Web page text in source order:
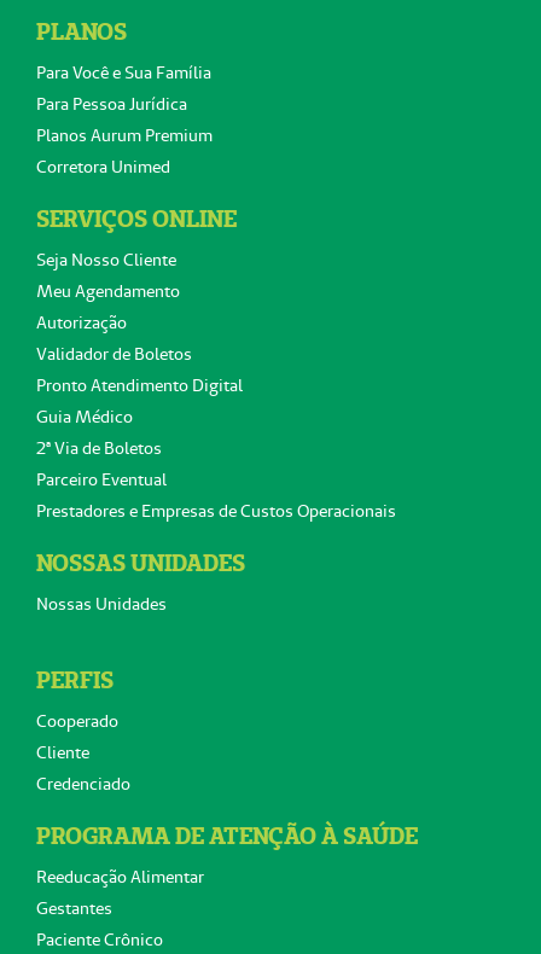
PLANOS
Para Você e Sua Família
Para Pessoa Jurídica
Planos Aurum Premium
Corretora Unimed
SERVIÇOS ONLINE
Seja Nosso Cliente
Meu Agendamento
Autorização
Validador de Boletos
Pronto Atendimento Digital
Guia Médico
2ª Via de Boletos
Parceiro Eventual
Prestadores e Empresas de Custos Operacionais
NOSSAS UNIDADES
Nossas Unidades
PERFIS
Cooperado
Cliente
Credenciado
PROGRAMA DE ATENÇÃO À SAÚDE
Reeducação Alimentar
Gestantes
Paciente Crônico